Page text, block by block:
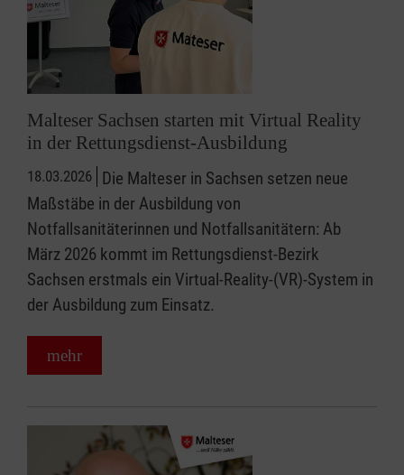
Malteser Sachsen starten mit Virtual Reality
in der Rettungsdienst-Ausbildung
18.03.2026 Die Malteser in Sachsen setzen neue
Maßstäbe in der Ausbildung von
Notfallsanitäterinnen und Notfallsanitätern: Ab
März 2026 kommt im Rettungsdienst-Bezirk
Sachsen erstmals ein Virtual-Reality-(VR)-System in
der Ausbildung zum Einsatz.
mehr